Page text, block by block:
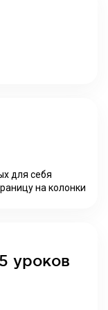
для себя
на колонки
уроков